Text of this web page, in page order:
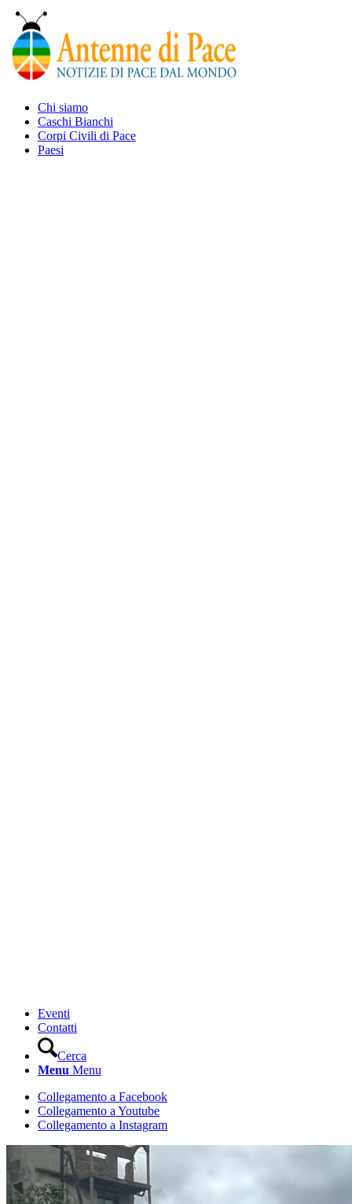
Chi siamo
Caschi Bianchi
Corpi Civili di Pace
Paesi
Eventi
Contatti
Cerca
Menu Menu
Collegamento a Facebook
Collegamento a Youtube
Collegamento a Instagram